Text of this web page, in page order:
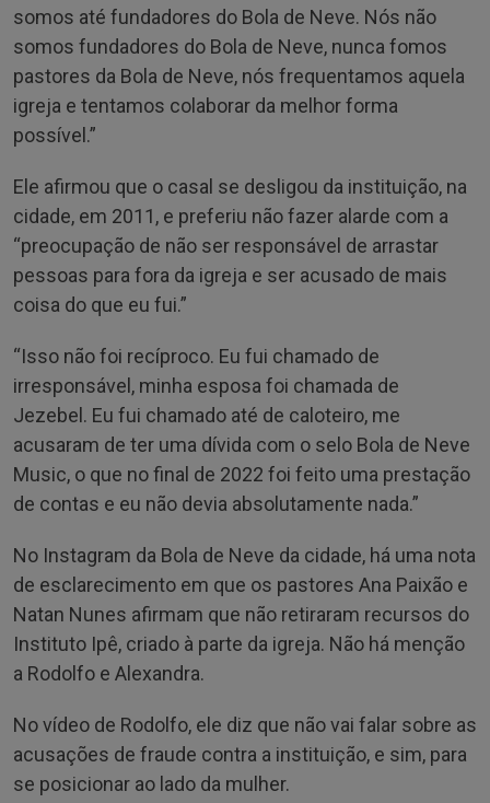
somos até fundadores do Bola de Neve. Nós não
somos fundadores do Bola de Neve, nunca fomos
pastores da Bola de Neve, nós frequentamos aquela
igreja e tentamos colaborar da melhor forma
possível.”
Ele afirmou que o casal se desligou da instituição, na
cidade, em 2011, e preferiu não fazer alarde com a
“preocupação de não ser responsável de arrastar
pessoas para fora da igreja e ser acusado de mais
coisa do que eu fui.”
“Isso não foi recíproco. Eu fui chamado de
irresponsável, minha esposa foi chamada de
Jezebel. Eu fui chamado até de caloteiro, me
acusaram de ter uma dívida com o selo Bola de Neve
Music, o que no final de 2022 foi feito uma prestação
de contas e eu não devia absolutamente nada.”
No Instagram da Bola de Neve da cidade, há uma nota
de esclarecimento em que os pastores Ana Paixão e
Natan Nunes afirmam que não retiraram recursos do
Instituto Ipê, criado à parte da igreja. Não há menção
a Rodolfo e Alexandra.
No vídeo de Rodolfo, ele diz que não vai falar sobre as
acusações de fraude contra a instituição, e sim, para
se posicionar ao lado da mulher.